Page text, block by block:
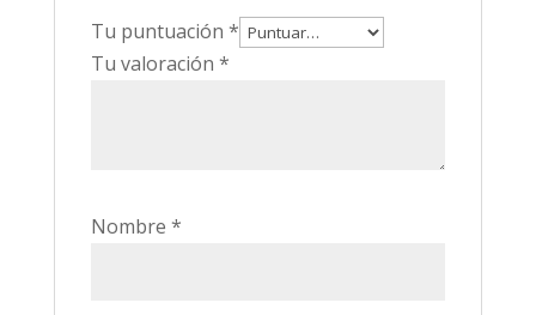
Tu puntuación *
Tu valoración *
Nombre *